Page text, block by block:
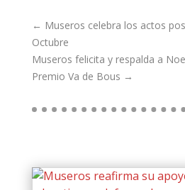
← Museros celebra los actos
Octubre
Museros felicita y respalda a
Premio Va de Bous →